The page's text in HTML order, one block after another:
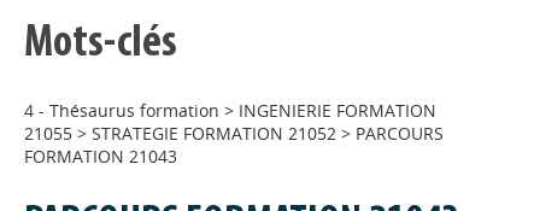
Mots-clés
4 - Thésaurus formation > INGENIERIE FORMATION
21055 > STRATEGIE FORMATION 21052 > PARCOURS
FORMATION 21043